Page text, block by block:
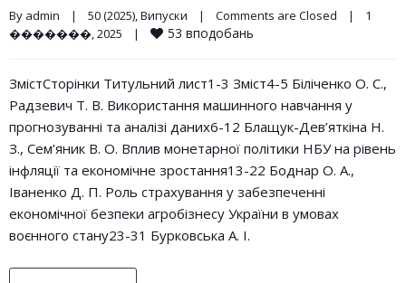
By admin | 50 (2025), Випуски | Comments are Closed |
1
�������, 2025
| 53 вподобань
ЗмістСторінки Титульний лист1-3 Зміст4-5 Біліченко О. С.,
Радзевич Т. В. Використання машинного навчання у
прогнозуванні та аналізі даних6-12 Блащук-Дев’яткіна Н.
З., Сем’яник В. О. Вплив монетарної політики НБУ на рівень
інфляції та економічне зростання13-22 Боднар О. А.,
Іваненко Д. П. Роль страхування у забезпеченні
економічної безпеки агробізнесу України в умовах
воєнного стану23-31 Бурковська А. І.